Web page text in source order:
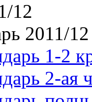
12
2011/12
1-2
2-ая